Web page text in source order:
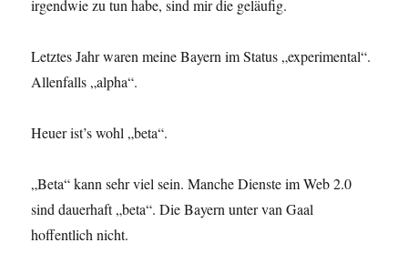
irgendwie zu tun habe, sind mir die geläufig.
Letztes Jahr waren meine Bayern im Status „experimental“.
Allenfalls „alpha“.
Heuer ist’s wohl „beta“.
„Beta“ kann sehr viel sein. Manche Dienste im Web 2.0
sind dauerhaft „beta“. Die Bayern unter van Gaal
hoffentlich nicht.